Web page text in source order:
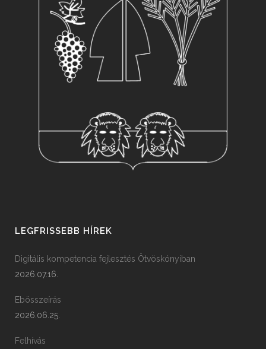
LEGFRISSEBB HÍREK
Digitális kompetencia fejlesztés Ötvöskónyiban
2026.07.16.
Ebösszeírás
2026.06.25.
Felhívás